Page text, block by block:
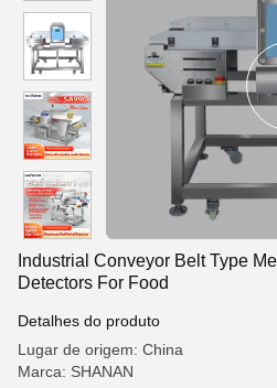
Industrial Conveyor Belt Type
Detectors For Food
Detalhes do produto
Lugar de origem: China
Marca: SHANAN